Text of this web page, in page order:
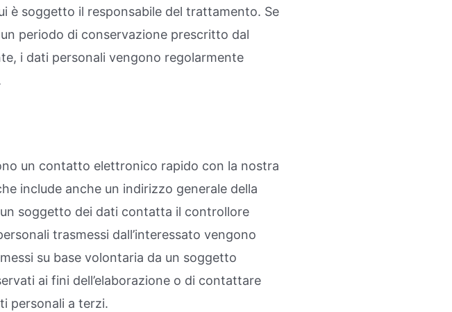
è soggetto il responsabile del trattamento. Se
periodo di conservazione prescritto dal
i dati personali vengono regolarmente
un contatto elettronico rapido con la nostra
include anche un indirizzo generale della
soggetto dei dati contatta il controllore
trasmessi dall’interessato vengono
su base volontaria da un soggetto
ai fini dell’elaborazione o di contattare
personali a terzi.